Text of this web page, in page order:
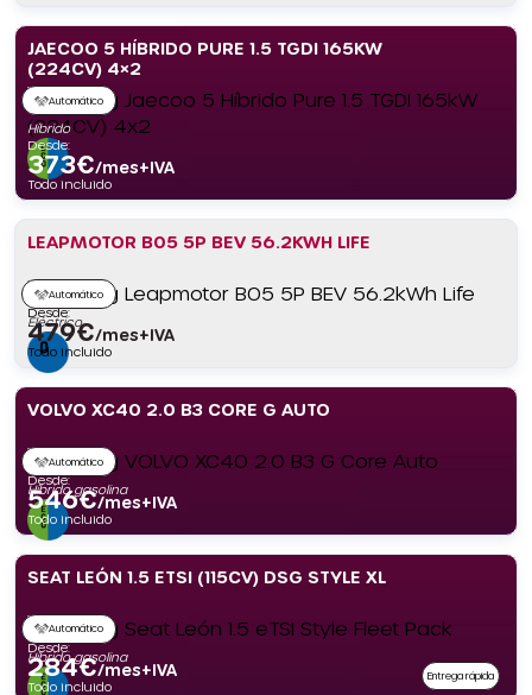
JAECOO 5 HÍBRIDO PURE 1.5 TGDI 165KW
(224CV) 4×2
Automático
Híbrido
Desde:
373€/mes+IVA
Todo incluido
LEAPMOTOR B05 5P BEV 56.2KWH LIFE
Automático
Eléctrico
Desde:
479€/mes+IVA
Todo incluido
VOLVO XC40 2.0 B3 CORE G AUTO
Automático
Híbrido gasolina
Desde:
546€/mes+IVA
Todo incluido
SEAT LEÓN 1.5 ETSI (115CV) DSG STYLE XL
Automático
Híbrido gasolina
Desde:
284€/mes+IVA
Todo incluido
Entrega rápida